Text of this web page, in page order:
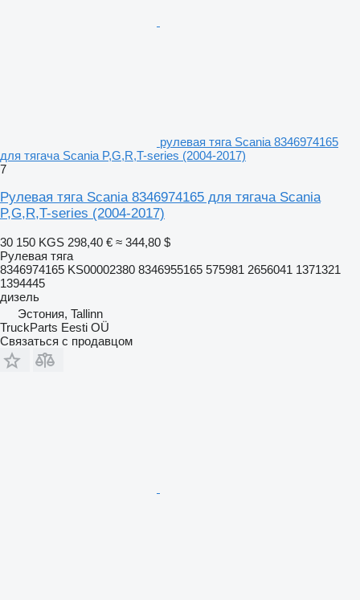
рулевая тяга Scania 8346974165
для тягача Scania P,G,R,T-series (2004-2017)
7
Рулевая тяга Scania 8346974165 для тягача Scania
P,G,R,T-series (2004-2017)
30 150 KGS 298,40 € ≈ 344,80 $
Рулевая тяга
8346974165 KS00002380 8346955165 575981 2656041 1371321
1394445
дизель
Эстония, Tallinn
TruckParts Eesti OÜ
Связаться с продавцом